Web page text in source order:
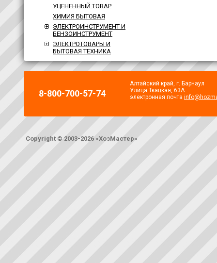
УЦЕНЕННЫЙ ТОВАР
ХИМИЯ БЫТОВАЯ
ЭЛЕКТРОИНСТРУМЕНТ И
БЕНЗОИНСТРУМЕНТ
ЭЛЕКТРОТОВАРЫ И
БЫТОВАЯ ТЕХНИКА
8-800-700-57-74
Алтайский край, г. Барнаул
Улица Ткацкая, 63А
электронная почта
Copyright © 2003-2026 «ХозМастер»